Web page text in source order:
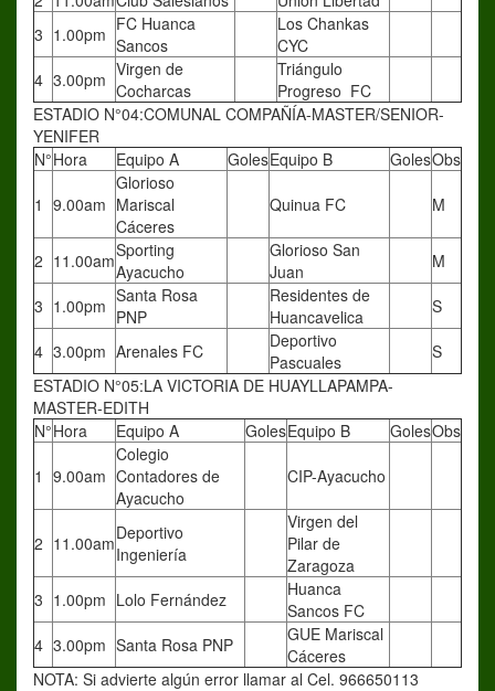
3 1.00pm FC Huanca
Sancos
Los Chankas
CYC
4 3.00pm Virgen de
Cocharcas
Triángulo
Progreso FC
ESTADIO N°04:COMUNAL COMPAÑÍA-MASTER/SENIOR-
YENIFER
N°Hora Equipo A GolesEquipo B GolesObs
1 9.00am
Glorioso
Mariscal
Cáceres
Quinua FC M
2 11.00amSporting
Ayacucho
Glorioso San
Juan
M
3 1.00pm Santa Rosa
PNP
Residentes de
Huancavelica
S
4 3.00pm Arenales FC
Deportivo
Pascuales
S
ESTADIO N°05:LA VICTORIA DE HUAYLLAPAMPA-
MASTER-EDITH
N°Hora Equipo A GolesEquipo B GolesObs
1 9.00am
Colegio
Contadores de
Ayacucho
CIP-Ayacucho
2 11.00amDeportivo
Ingeniería
Virgen del
Pilar de
Zaragoza
3 1.00pm Lolo Fernández
Huanca
Sancos FC
4 3.00pm Santa Rosa PNP
GUE Mariscal
Cáceres
NOTA: Si advierte algún error llamar al Cel. 966650113